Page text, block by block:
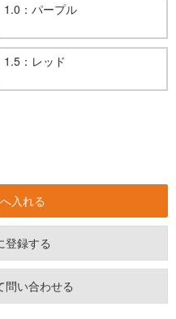
1.0：パープル
1.5：レッド
登録する
問い合わせる